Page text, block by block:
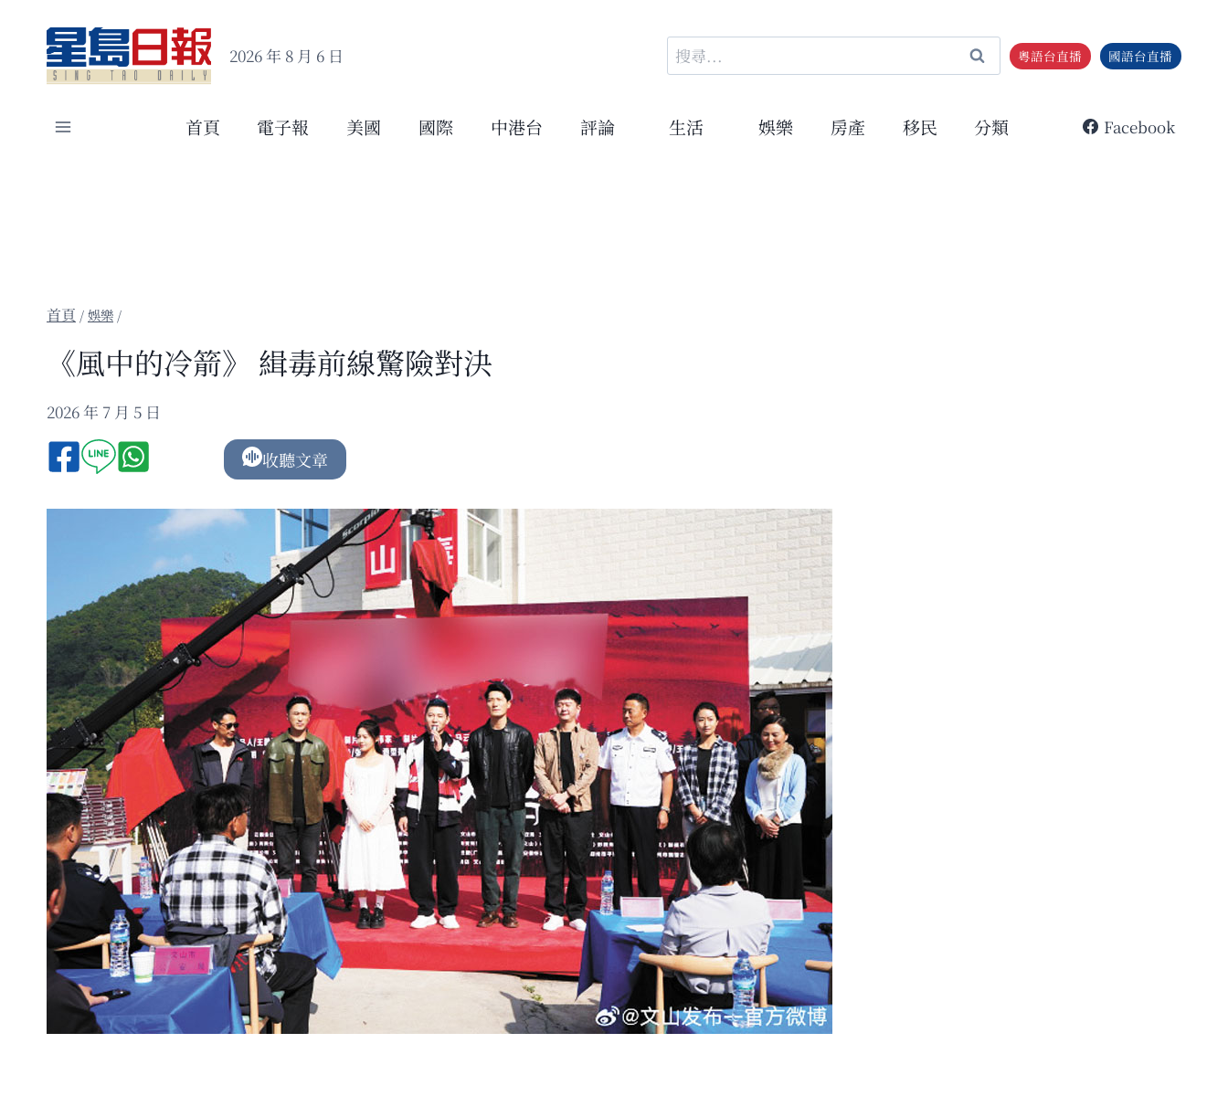
content
2026 年 8 月 6 日
搜
尋
鍵
粵語台直播 國語台直播
首頁 電子報 美國 國際 中港台 評論 生活 娛樂 房產 移民 分類 Facebook
/娛樂 /
《風中的冷箭》 緝毒前線驚險對決
2026 年 7 月 5 日
收聽文章